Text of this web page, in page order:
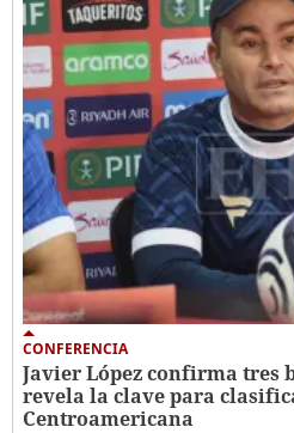
CONFERENCIA
Javier López confirma tres
revela la clave para
Centroamericana